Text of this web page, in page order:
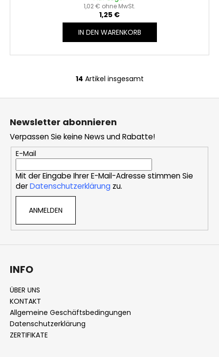
1,02 € ohne MwSt.
1,25 €
IN DEN WARENKORB
S
e
r
e
l
e
m
e
d
e
e
14 Artikel insgesamt
F
Newsletter abonnieren
Verpassen Sie keine News und Rabatte!
E-Mail
Mit der Eingabe Ihrer E-Mail-Adresse stimmen Sie
derDatenschutzerklärungzu.
ANMELDEN
INFO
ÜBER UNS
KONTAKT
Allgemeine Geschäftsbedingungen
Datenschutzerklärung
ZERTIFIKATE